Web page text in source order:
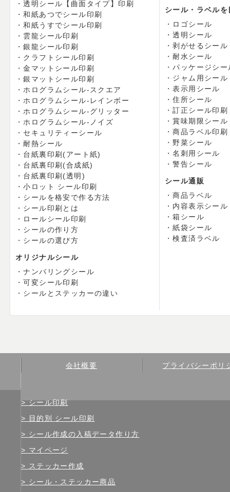
透明シール【曲面タイプ】印刷
和紙あつでシール印刷
和紙うすでシール印刷
雲龍シール印刷
銀龍シール印刷
クラフトシール印刷
金マットシール印刷
銀マットシール印刷
ホログラムシール-スクエア
ホログラムシール-レインボー
ホログラムシール-グリッター
ホログラムシール-ノイズ
セキュリティーシール
耐熱シール
台紙裏印刷(アート紙)
台紙裏印刷(合成紙)
台紙裏印刷(透明)
小ロット シール印刷
シールを格安で作る方法
シール印刷とは
ロールシール印刷
シールの作り方
シールの選び方
オリジナルシール
ナンバリングシール
可変シール印刷
シールとステッカーの違い
シール・ラベル
ロゴシール
透明シール
剥がせるシール
耐水シール
パッケージシー
ジャム用シール
表示用シール
住所シール
訂正シール印刷
賞味期限シール
商品ラベル印刷
野菜シール
名刺用シール
警告シール
シール通販
商品ラベル
内容表示シール
箱シール
紙袋シール
検査済ラベル
会社概要 プライバシーポリ
シール印刷
目的別 シール印刷
シール作成の入稿データ作り方
マイページ
ステッカー作成
シール・ステッカー商品